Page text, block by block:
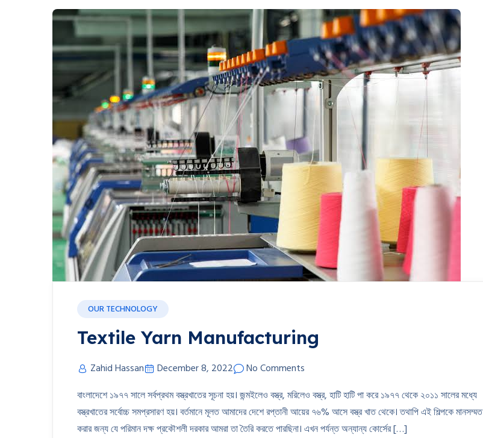
OUR TECHNOLOGY
Textile Yarn Manufacturing
Zahid Hassan December 8, 2022
No Comments
বাংলাদেশে ১৯৭৭ সালে সর্বপ্রথম বস্ত্রখাতের সূচনা হয়। জন্মইলেও বস্ত্র, মরিলেও বস্ত্র, হাটি হাটি পা করে ১৯৭৭ থেকে ২০১১ সালের মধ্যে
বস্ত্রখাতের সর্বোচ্চ সমপ্রসারণ হয়। বর্তমানে মূলত আমাদের দেশে রপ্তানী আয়ের ৭৬% আসে বস্ত্র খাত থেকে। তথাপি এই শিল্পকে মানসম্মত
করার জন্য যে পরিমান দক্ষ প্রকৌশলী দরকার আমরা তা তৈরি করতে পারছিনা। এখন পর্যন্ত অন্যান্য কোর্সের […]